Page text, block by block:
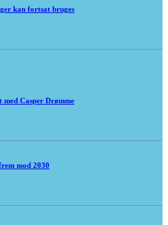
kan fortsat bruges
Casper Drømme
mod 2030